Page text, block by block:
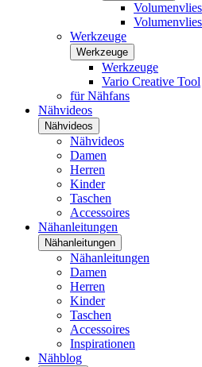
Volumenvlies
Werkzeuge
Werkzeuge
Werkzeuge
Vario Creative Tool
für Nähfans
Nähvideos
Nähvideos
Nähvideos
Damen
Herren
Kinder
Taschen
Accessoires
Nähanleitungen
Nähanleitungen
Nähanleitungen
Damen
Herren
Kinder
Taschen
Accessoires
Inspirationen
Nähblog